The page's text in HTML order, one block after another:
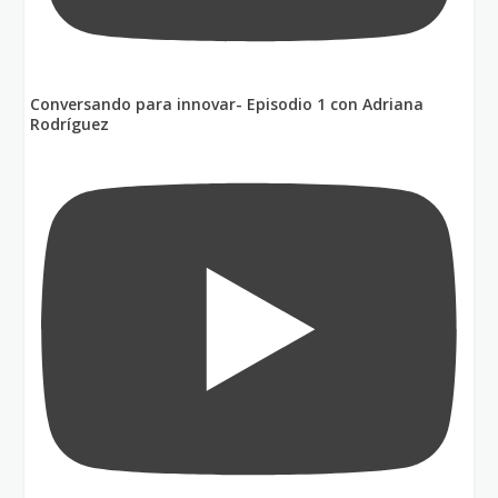
Conversando para innovar- Episodio 1 con Adriana
Rodríguez